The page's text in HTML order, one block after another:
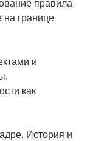
правила
на границе
и
как
История и